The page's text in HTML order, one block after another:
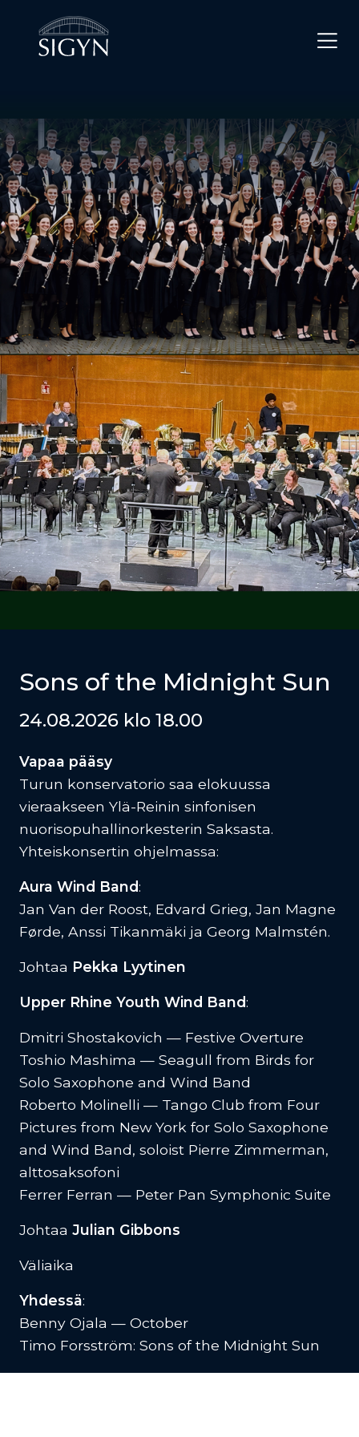
Sons of the Midnight Sun
24.08.2026 klo 18.00
Vapaa pääsy
Turun konservatorio saa elokuussa
vieraakseen Ylä-Reinin sinfonisen
nuorisopuhallinorkesterin Saksasta.
Yhteiskonsertin ohjelmassa:
Aura Wind Band:
Jan Van der Roost, Edvard Grieg, Jan Magne
Førde, Anssi Tikanmäki ja Georg Malmstén.
Johtaa Pekka Lyytinen
Upper Rhine Youth Wind Band:
Dmitri Shostakovich — Festive Overture
Toshio Mashima — Seagull from Birds for
Solo Saxophone and Wind Band
Roberto Molinelli — Tango Club from Four
Pictures from New York for Solo Saxophone
and Wind Band, soloist Pierre Zimmerman,
alttosaksofoni
Ferrer Ferran — Peter Pan Symphonic Suite
Johtaa Julian Gibbons
Väliaika
Yhdessä:
Benny Ojala — October
Timo Forsström: Sons of the Midnight Sun